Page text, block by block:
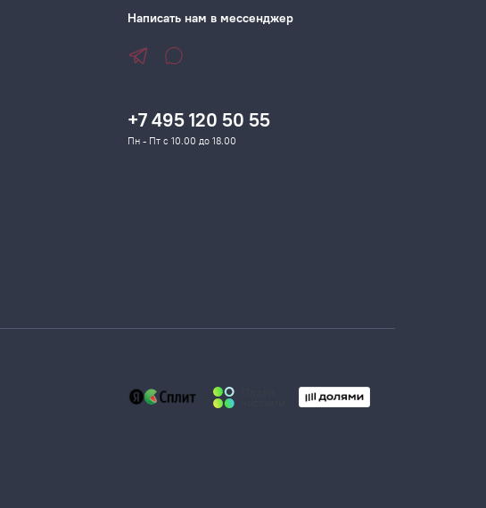
Написать нам в мессенджер
+7 495 120 50 55
Пн - Пт с 10.00 до 18.00